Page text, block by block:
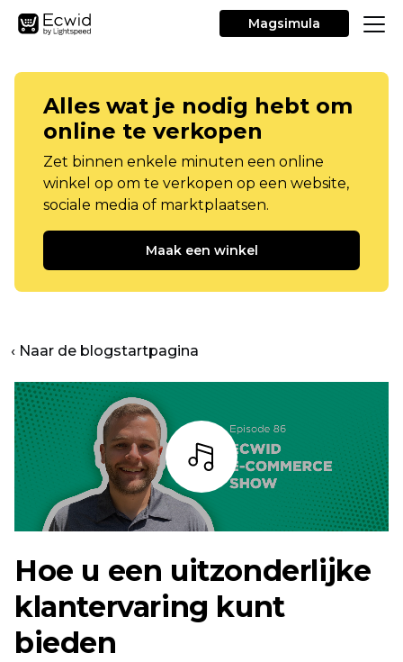
Magsimula
Alles wat je nodig hebt om
online te verkopen
Zet binnen enkele minuten een online
winkel op om te verkopen op een website,
sociale media of marktplaatsen.
Maak een winkel
‹ Naar de blogstartpagina
Listen
Hoe u een uitzonderlijke
klantervaring kunt
bieden